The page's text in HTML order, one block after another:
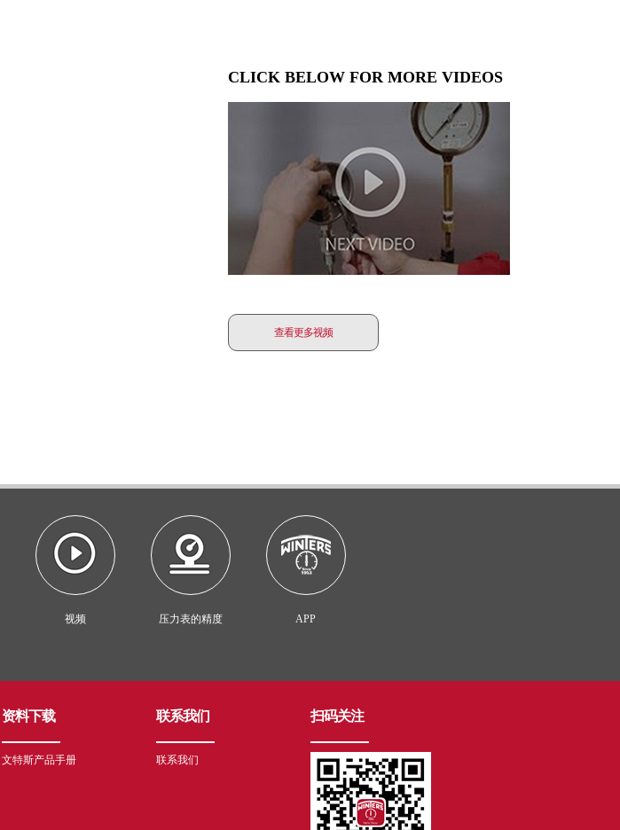
CLICK BELOW FOR MORE VIDEOS
查看更多视频
视频 压力表的精度 APP
资料下载
文特斯产品手册
联系我们
联系我们
扫码关注